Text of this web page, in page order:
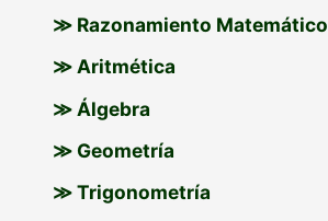
≫ Razonamiento Matemático
≫ Aritmética
≫ Álgebra
≫ Geometría
≫ Trigonometría